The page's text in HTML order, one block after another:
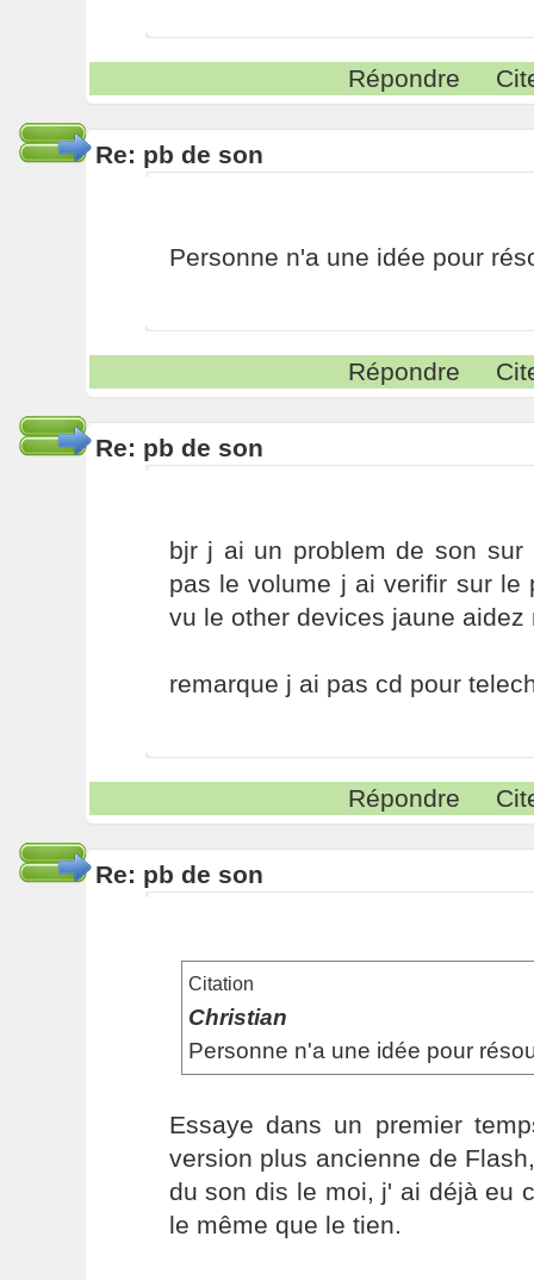
Répondre
Re: pb de son
Personne n'a une idée pour
Répondre
Re: pb de son
bjr j ai un problem de son
pas le volume j ai verifir sur le
vu le other devices jaune aidez
remarque j ai pas cd pour
Répondre
Re: pb de son
Citation
Christian
Personne n'a une idée pour
Essaye dans un premier
version plus ancienne de
du son dis le moi, j' ai déjà eu
le même que le tien.